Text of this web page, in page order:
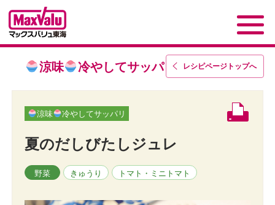
レシピページトップへ
涼味 冷やしてサッパリ
涼味 冷やしてサッパリ
夏のだしびたしジュレ
野菜 きゅうり トマト・ミニトマト